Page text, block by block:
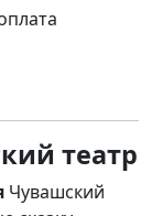
театр
Чувашский